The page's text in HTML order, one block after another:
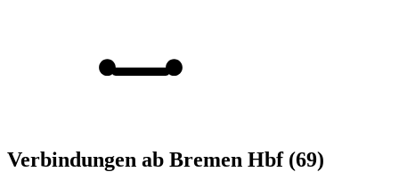
Verbindungen ab Bremen Hbf (69)